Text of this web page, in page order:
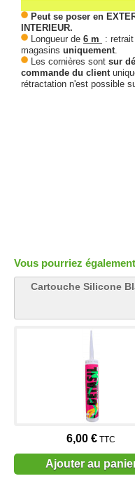
Peut se poser en
INTERIEUR.
Longueur de 6 m
:
magasins uniquement.
Les cornières sont sur
commande du client
rétractation n'est possible
Vous pourriez
Cartouche Silicone
6,00 € TTC
Ajouter au